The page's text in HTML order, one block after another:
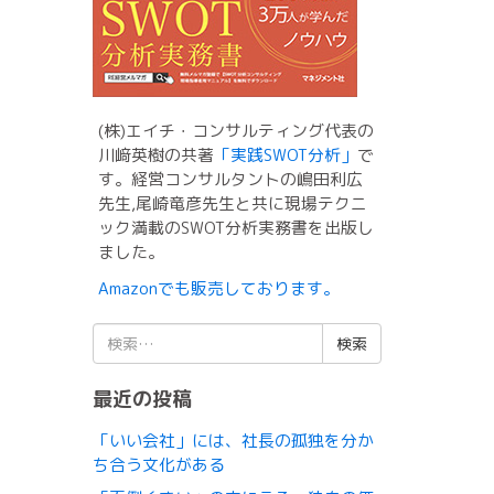
(株)エイチ・コンサルティング代表の
川﨑英樹の共著 「実践SWOT分析」 で
す。経営コンサルタントの嶋田利広
先生,尾崎竜彦先生と共に現場テクニ
ック満載のSWOT分析実務書を出版し
ました。
Amazonでも販売しております。
検
索:
最近の投稿
「いい会社」には、社長の孤独を分か
ち合う文化がある